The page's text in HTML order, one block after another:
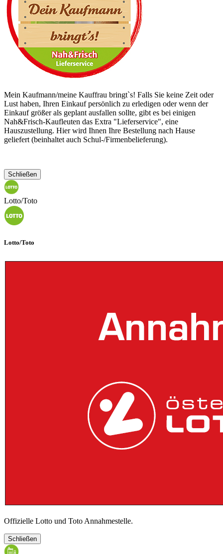
Mein Kaufmann/meine Kauffrau bringt`s! Falls Sie keine Zeit oder
Lust haben, Ihren Einkauf persönlich zu erledigen oder wenn der
Einkauf größer als geplant ausfallen sollte, gibt es bei einigen
Nah&Frisch-Kaufleuten das Extra "Lieferservice", eine
Hauszustellung. Hier wird Ihnen Ihre Bestellung nach Hause
geliefert (beinhaltet auch Schul-/Firmenbelieferung).
Schließen
Lotto/Toto
Lotto/Toto
Offizielle Lotto und Toto Annahmestelle.
Schließen